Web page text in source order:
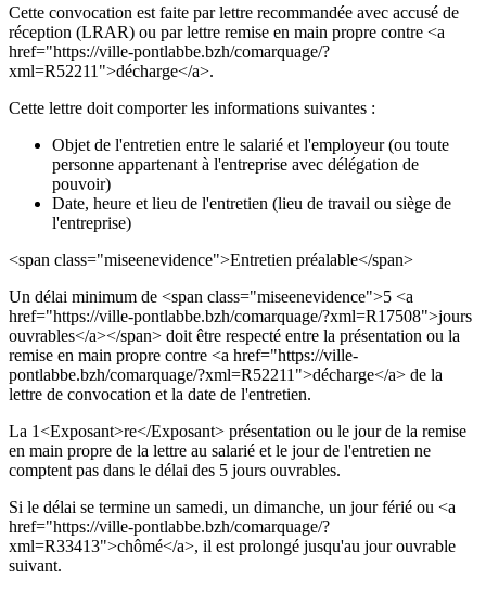
Cette convocation est faite par lettre recommandée avec accusé de
réception (LRAR) ou par lettre remise en main propre contre <a
href="https://ville-pontlabbe.bzh/comarquage/?
xml=R52211">décharge</a>.
Cette lettre doit comporter les informations suivantes :
Objet de l'entretien entre le salarié et l'employeur (ou toute
personne appartenant à l'entreprise avec délégation de
pouvoir)
Date, heure et lieu de l'entretien (lieu de travail ou siège de
l'entreprise)
<span class="miseenevidence">Entretien préalable</span>
Un délai minimum de <span class="miseenevidence">5 <a
href="https://ville-pontlabbe.bzh/comarquage/?xml=R17508">jours
ouvrables</a></span> doit être respecté entre la présentation ou la
remise en main propre contre <a href="https://ville-
pontlabbe.bzh/comarquage/?xml=R52211">décharge</a> de la
lettre de convocation et la date de l'entretien.
La 1<Exposant>re</Exposant> présentation ou le jour de la remise
en main propre de la lettre au salarié et le jour de l'entretien ne
comptent pas dans le délai des 5 jours ouvrables.
Si le délai se termine un samedi, un dimanche, un jour férié ou <a
href="https://ville-pontlabbe.bzh/comarquage/?
xml=R33413">chômé</a>, il est prolongé jusqu'au jour ouvrable
suivant.